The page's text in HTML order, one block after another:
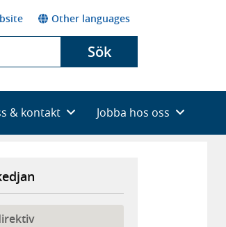
Other languages
Sök
& kontakt Jobba hos oss